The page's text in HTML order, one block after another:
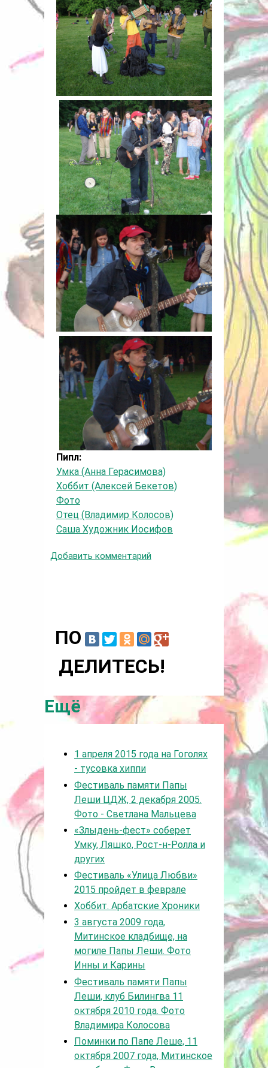
Пипл:
Умка (Анна Герасимова)
Хоббит (Алексей Бекетов)
Фото
Отец (Владимир Колосов)
Саша Художник Иосифов
Добавить комментарий
ПО
ДЕЛИТЕСЬ!
Ещё
1 апреля 2015 года на Гоголях
- тусовка хиппи
Фестиваль памяти Папы
Леши ЦДЖ, 2 декабря 2005.
Фото - Светлана Мальцева
«Злыдень-фест» соберет
Умку, Ляшко, Рост-н-Ролла и
других
Фестиваль «Улица Любви»
2015 пройдет в феврале
Хоббит. Арбатские Хроники
3 августа 2009 года,
Митинское кладбище, на
могиле Папы Леши. Фото
Инны и Карины
Фестиваль памяти Папы
Леши, клуб Билингва 11
октября 2010 года. Фото
Владимира Колосова
Поминки по Папе Леше, 11
октября 2007 года, Митинское